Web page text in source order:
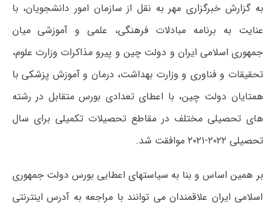
به گزارش خبرگزاری مهر به نقل از سازمان امور دانشجویان، با
عنایت به برنامه مبادلات فرهنگی، علمی و آموزشی میان
جمهوری اسلامی ایران و دولت چین و پیرو مذاکرات وزارت علوم،
تحقیقات و فناوری و وزارت بهداشت، درمان و آموزش پزشکی با
همتایان دولت چین، با اعطای تعدادی بورس متقابل در رشته
های تحصیلی مختلف در مقاطع تحصیلات تکمیلی برای سال
تحصیلی ۲۰۲۲-۲۰۲۱ موافقت شد.
بر همین اساس و بنا به سیاستهای اعطایی بورس دولت جمهوری
اسلامی ایران علاقمندان می توانند با مراجعه به آدرس اینترنتی